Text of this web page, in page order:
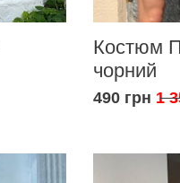
Костюм
чорний
490 грн 1